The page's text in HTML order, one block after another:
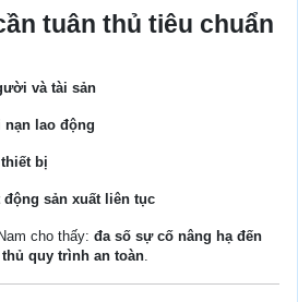
tuân thủ tiêu chuẩn
và tài sản
nạn lao động
bị
động sản xuất liên tục
cho thấy: đa số sự cố nâng hạ đến
quy trình an toàn.